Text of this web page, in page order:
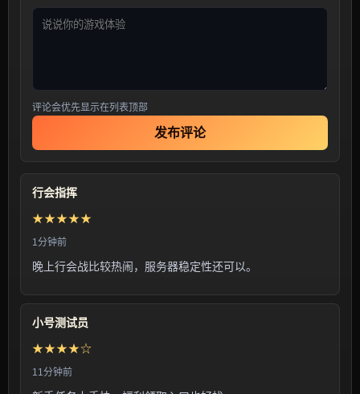
评论会优先显示在列表顶部
发布评论
行会指挥
★★★★★
1分钟前
晚上行会战比较热闹，服务器稳定性还可以。
小号测试员
★★★★☆
11分钟前